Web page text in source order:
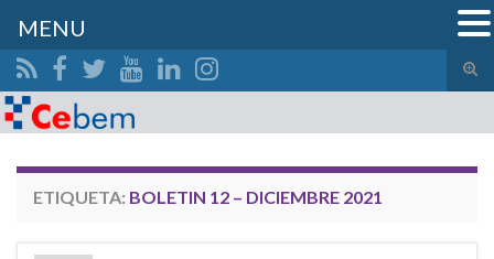
el
Search for:
ETIQUETA: BOLETIN 12 – DICIEMBRE 2021
MENU